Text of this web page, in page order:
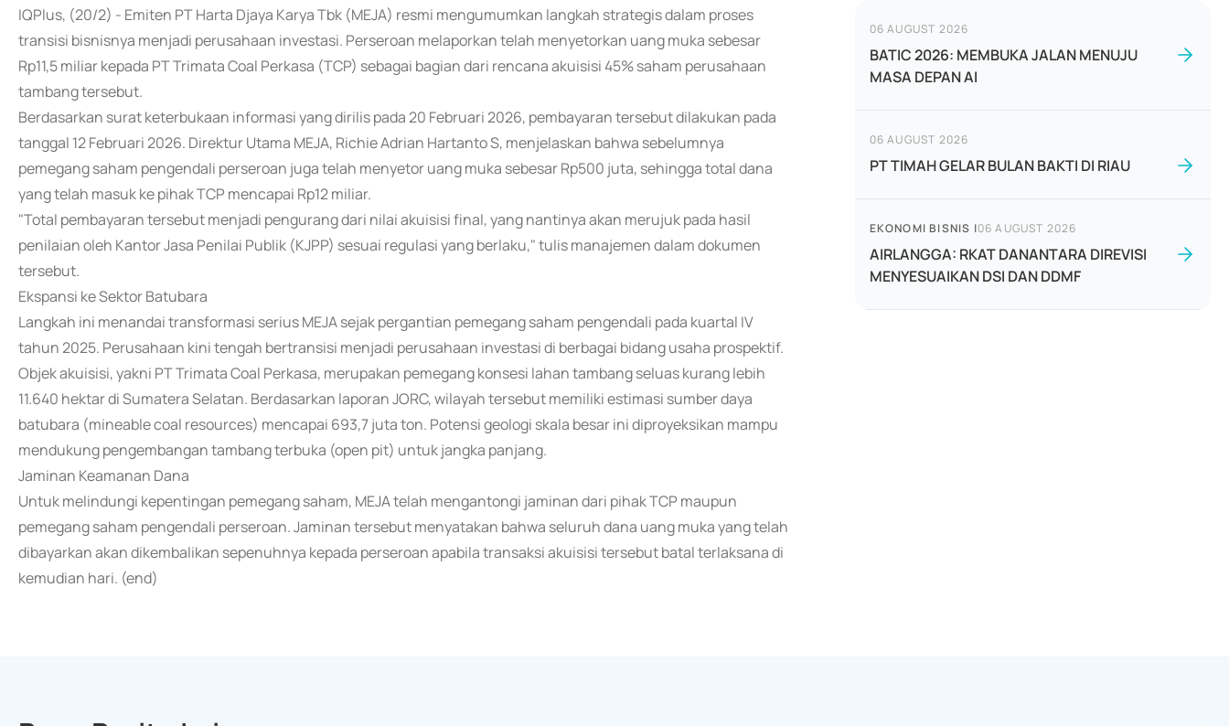
IQPlus, (20/2) - Emiten PT Harta Djaya Karya Tbk (MEJA) resmi mengumumkan langkah strategis dalam proses
transisi bisnisnya menjadi perusahaan investasi. Perseroan melaporkan telah menyetorkan uang muka sebesar
Rp11,5 miliar kepada PT Trimata Coal Perkasa (TCP) sebagai bagian dari rencana akuisisi 45% saham perusahaan
tambang tersebut.
Berdasarkan surat keterbukaan informasi yang dirilis pada 20 Februari 2026, pembayaran tersebut dilakukan pada
tanggal 12 Februari 2026. Direktur Utama MEJA, Richie Adrian Hartanto S, menjelaskan bahwa sebelumnya
pemegang saham pengendali perseroan juga telah menyetor uang muka sebesar Rp500 juta, sehingga total dana
yang telah masuk ke pihak TCP mencapai Rp12 miliar.
"Total pembayaran tersebut menjadi pengurang dari nilai akuisisi final, yang nantinya akan merujuk pada hasil
penilaian oleh Kantor Jasa Penilai Publik (KJPP) sesuai regulasi yang berlaku," tulis manajemen dalam dokumen
tersebut.
Ekspansi ke Sektor Batubara
Langkah ini menandai transformasi serius MEJA sejak pergantian pemegang saham pengendali pada kuartal IV
tahun 2025. Perusahaan kini tengah bertransisi menjadi perusahaan investasi di berbagai bidang usaha prospektif.
Objek akuisisi, yakni PT Trimata Coal Perkasa, merupakan pemegang konsesi lahan tambang seluas kurang lebih
11.640 hektar di Sumatera Selatan. Berdasarkan laporan JORC, wilayah tersebut memiliki estimasi sumber daya
batubara (mineable coal resources) mencapai 693,7 juta ton. Potensi geologi skala besar ini diproyeksikan mampu
mendukung pengembangan tambang terbuka (open pit) untuk jangka panjang.
Jaminan Keamanan Dana
Untuk melindungi kepentingan pemegang saham, MEJA telah mengantongi jaminan dari pihak TCP maupun
pemegang saham pengendali perseroan. Jaminan tersebut menyatakan bahwa seluruh dana uang muka yang telah
dibayarkan akan dikembalikan sepenuhnya kepada perseroan apabila transaksi akuisisi tersebut batal terlaksana di
kemudian hari. (end)
06 AUGUST 2026
BATIC 2026: MEMBUKA JALAN MENUJU
MASA DEPAN AI
06 AUGUST 2026
PT TIMAH GELAR BULAN BAKTI DI RIAU
EKONOMI BISNIS |06 AUGUST 2026
AIRLANGGA: RKAT DANANTARA DIREVISI
MENYESUAIKAN DSI DAN DDMF